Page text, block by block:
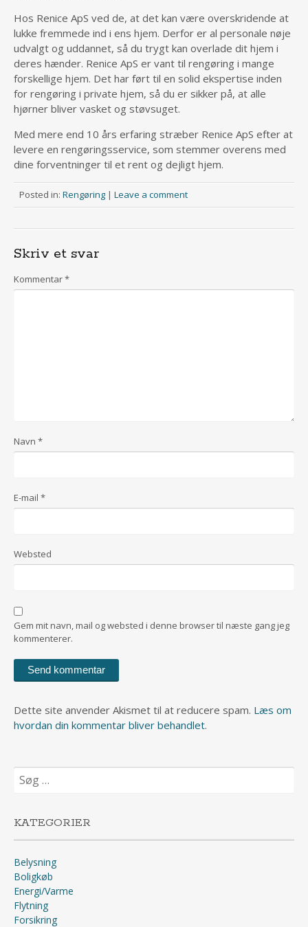
Hos Renice ApS ved de, at det kan være overskridende at
lukke fremmede ind i ens hjem. Derfor er al personale nøje
udvalgt og uddannet, så du trygt kan overlade dit hjem i
deres hænder. Renice ApS er vant til rengøring i mange
forskellige hjem. Det har ført til en solid ekspertise inden
for rengøring i private hjem, så du er sikker på, at alle
hjørner bliver vasket og støvsuget.
Med mere end 10 års erfaring stræber Renice ApS efter at
levere en rengøringsservice, som stemmer overens med
dine forventninger til et rent og dejligt hjem.
Posted in: Rengøring | Leave a comment
Skriv et svar
Kommentar*
Navn *
E-mail *
Websted
Gem mit navn, mail og websted i denne browser til næste gang jeg
kommenterer.
Dette site anvender Akismet til at reducere spam. Læs om
hvordan din kommentar bliver behandlet.
Søg
efter:
KATEGORIER
Belysning
Boligkøb
Energi/Varme
Flytning
Forsikring